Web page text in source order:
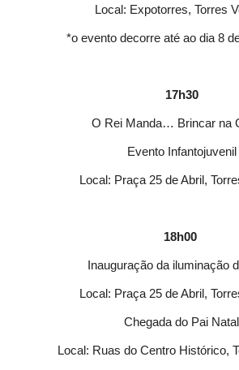
Local: Expotorres, Torres
*o evento decorre até ao dia 8
17h30
O Rei Manda… Brincar na
Evento Infantojuvenil
Local: Praça 25 de Abril,
18h00
Inauguração da iluminação
Local: Praça 25 de Abril,
Chegada do Pai Natal
Local: Ruas do Centro Histórico,